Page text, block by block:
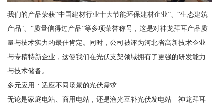
我们的产品荣获“中国建材行业十大节能环保建材企业”、“生态建筑
产品”、“质量信得过产品”等多项荣誉称号，这是对神龙拜耳产品质
量与技术实力的最佳肯定。同时，公司被评为河北省高新技术企业
与专精特新企业，这使我们在光伏支架领域拥有了更强的研发能力
与技术储备。
多元应用：适应不同场景的光伏需求
无论是家庭电站、商用电站，还是渔光互补光伏发电站，神龙拜耳